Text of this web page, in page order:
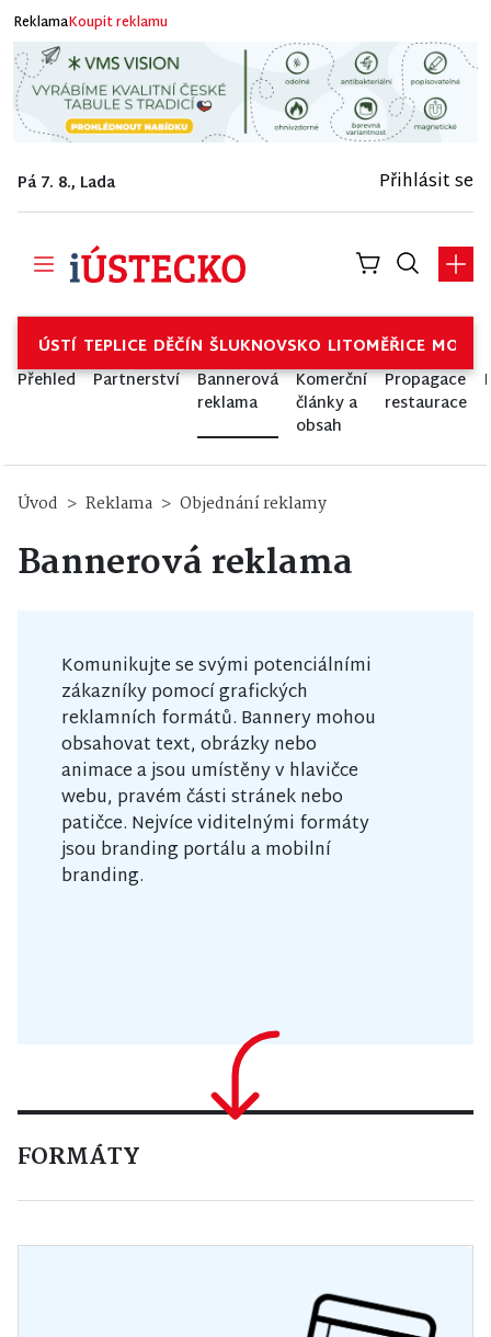
ReklamaKoupit reklamu
Pá 7. 8., Lada Přihlásit se
ÚSTÍ TEPLICE DĚČÍN ŠLUKNOVSKO LITOMĚŘICE
Přehled
Partnerství
Bannerová
reklama
Komerční
články a
obsah
Propagace
restaurace
Úvod Reklama Objednání reklamy
Bannerová reklama
Komunikujte se svými potenciálními
zákazníky pomocí grafických
reklamních formátů. Bannery mohou
obsahovat text, obrázky nebo
animace a jsou umístěny v hlavičce
webu, pravém části stránek nebo
patičce. Nejvíce viditelnými formáty
jsou branding portálu a mobilní
branding.
FORMÁTY